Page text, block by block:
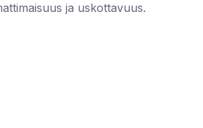
ja uskottavuus.